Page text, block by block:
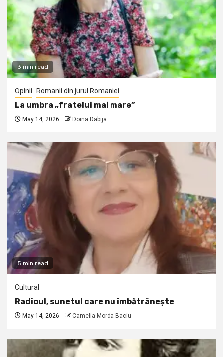
3 min read
Opinii Romanii din jurul Romaniei
La umbra „fratelui mai mare”
May 14, 2026 Doina Dabija
5 min read
Cultural
Radioul, sunetul care nu îmbătrânește
May 14, 2026 Camelia Morda Baciu